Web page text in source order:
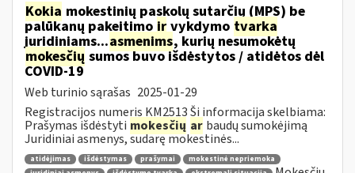
Kokia mokestinių paskolų sutarčių (MPS) be
palūkanų pakeitimo ir vykdymo tvarka
juridiniams...asmenims, kurių nesumokėtų
mokesčių sumos buvo išdėstytos / atidėtos dėl
COVID-19
Web turinio sąrašas 2025-01-29
Registracijos numeris KM2513 Ši informacija skelbiama:
Prašymas išdėstyti mokesčių ar baudų sumokėjimą
Juridiniai asmenys, sudarę mokestinės...
atidėjimas išdėstymas prašymai
mokestinė nepriemoka